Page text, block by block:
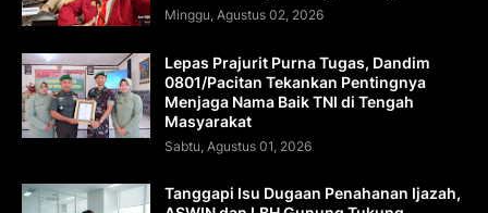
Minggu, Agustus 02, 2026
Lepas Prajurit Purna Tugas, Dandim
0801/Pacitan Tekankan Pentingnya
Menjaga Nama Baik TNI di Tengah
Masyarakat
Sabtu, Agustus 01, 2026
Tanggapi Isu Dugaan Penahanan Ijazah,